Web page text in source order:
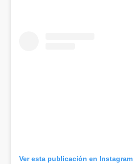
Ver esta publicación en Instagram